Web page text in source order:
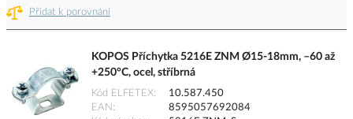
Přidat k porovnání
KOPOS Příchytka 5216E ZNM Ø15-18mm, –60 až
+250°C, ocel, stříbrná
Kód ELFETEX
10.587.450
EAN
8595057692084